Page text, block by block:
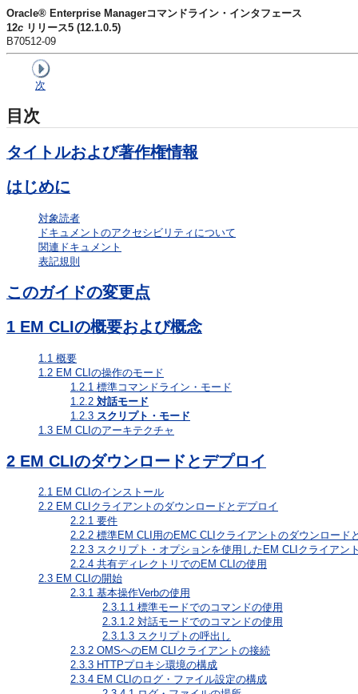
Oracle® Enterprise Managerコマンドライン・インタフェース
12c リリース5 (12.1.0.5)
B70512-09
次
目次
タイトルおよび著作権情報
はじめに
対象読者
ドキュメントのアクセシビリティについて
関連ドキュメント
表記規則
このガイドの変更点
1 EM CLIの概要および概念
1.1 概要
1.2 EM CLIの操作のモード
1.2.1 標準コマンドライン・モード
1.2.2 対話モード
1.2.3 スクリプト・モード
1.3 EM CLIのアーキテクチャ
2 EM CLIのダウンロードとデプロイ
2.1 EM CLIのインストール
2.2 EM CLIクライアントのダウンロードとデプロイ
2.2.1 要件
2.2.2 標準EM CLI用のEMC CLIクライアントのダウンロード
2.2.3 スクリプト・オプションを使用したEM CLIクライアン
2.2.4 共有ディレクトリでのEM CLIの使用
2.3 EM CLIの開始
2.3.1 基本操作Verbの使用
2.3.1.1 標準モードでのコマンドの使用
2.3.1.2 対話モードでのコマンドの使用
2.3.1.3 スクリプトの呼出し
2.3.2 OMSへのEM CLIクライアントの接続
2.3.3 HTTPプロキシ環境の構成
2.3.4 EM CLIのログ・ファイル設定の構成